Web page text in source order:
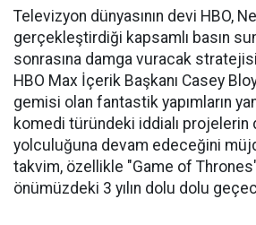
Televizyon dünyasının devi HBO,
gerçekleştirdiği kapsamlı basın
sonrasına damga vuracak
HBO Max İçerik Başkanı Casey
gemisi olan fantastik yapımların
komedi türündeki iddialı projelerin
yolculuğuna devam edeceğini
takvim, özellikle "Game of
önümüzdeki 3 yılın dolu dolu